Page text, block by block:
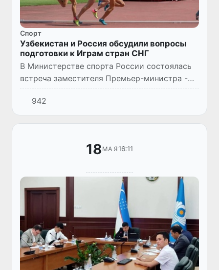
Спорт
Узбекистан и Россия обсудили вопросы
подготовки к Играм стран СНГ
В Министерстве спорта России состоялась
встреча заместителя Премьер-министра -
министра туризма и спорта Республики
Узбекистан Азиза Абдухакимова с
министром спорта Российской Феде...
942
18МАЯ16:11